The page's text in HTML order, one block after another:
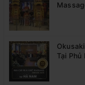
Tại Phủ